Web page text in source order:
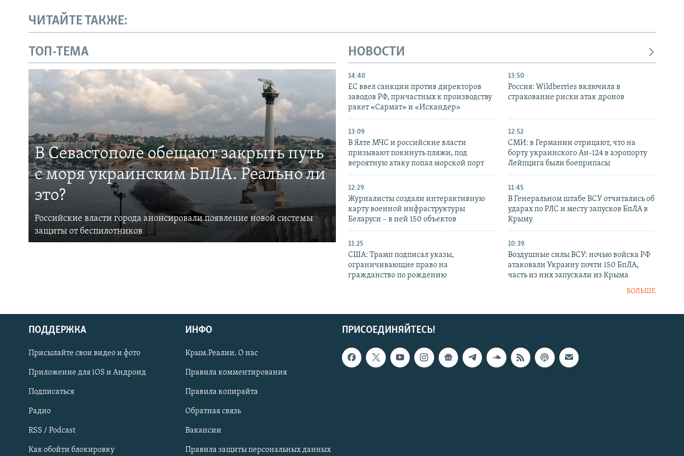
Українською
Qırımtatar
ПРИСОЕДИНЯЙТЕСЬ!
ЧИТАЙТЕ ТАКЖЕ:
ТОП-ТЕМА
В Севастополе обещают закрыть путь
с моря украинским БпЛА. Реально ли
это?
Российские власти города анонсировали появление новой системы
защиты от беспилотников
НОВОСТИ
14:40
ЕС ввел санкции против директоров
заводов РФ, причастных к производству
ракет «Сармат» и «Искандер»
13:50
Россия: Wildberries включила в
страхование риски атак дронов
13:09
В Ялте МЧС и российские власти
призывают покинуть пляжи, под
вероятную атаку попал морской порт
12:52
СМИ: в Германии отрицают, что на
борту украинского Ан-124 в аэропорту
Лейпцига были боеприпасы
12:29
Журналисты создали интерактивную
карту военной инфраструктуры
Беларуси – в ней 150 объектов
11:45
В Генеральном штабе ВСУ отчитались об
ударах по РЛС и месту запусков БпЛА в
Крыму
11:25
США: Трамп подписал указы,
ограничивающие право на
гражданство по рождению
10:39
Воздушные силы ВСУ: ночью войска РФ
атаковали Украину почти 150 БпЛА,
часть из них запускали из Крыма
БОЛЬШЕ
ПРИСОЕДИНЯЙТЕСЬ!
ПОДДЕРЖКА
Присылайте свои видео и фото
Приложение для iOS и Андроид
Подписаться
Радио
RSS / Podcast
Как обойти блокировку
ИНФО
Крым.Реалии. О нас
Правила комментирования
Правила копирайта
Обратная связь
Вакансии
Правила защиты персональных данных